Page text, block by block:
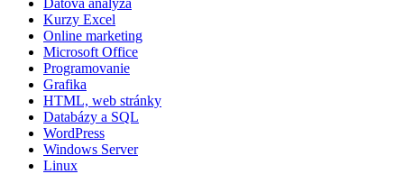
Dátová analýza
Kurzy Excel
Online marketing
Microsoft Office
Programovanie
Grafika
HTML, web stránky
Databázy a SQL
WordPress
Windows Server
Linux